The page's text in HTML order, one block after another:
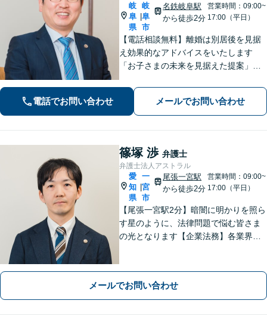
岐
阜
県
|
岐
阜
市
名鉄岐阜駅
から徒歩2分
営業時間：09:00~
17:00（平日）
【電話相談無料】離婚は別居後を見据
え効果的なアドバイスをいたします
「お子さまの未来を見据えた提案」遺
ください【岐阜駅3分】他業種との連携
で不動産トラブルを回避【休日・夜間
面談可】【ビデオ面談あり】
電話でお問い合わせ メールでお問い合わせ
篠塚 渉 弁護士
弁護士法人アストラル
愛
知
県
|
一
宮
市
尾張一宮駅
から徒歩2分
営業時間：09:00~
17:00（平日）
【尾張一宮駅2分】暗闇に明かりを照ら
す星のように、法律問題で悩む皆さま
の光となります【企業法務】各業界特
拠収集・協議前〜紛争段階、どのフェ
ーズにも対応【完全個室】
メールでお問い合わせ